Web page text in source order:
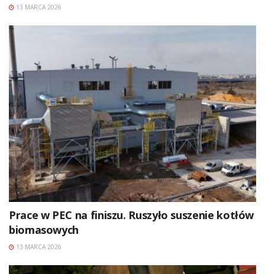
13 MARCA 2026
Prace w PEC na finiszu. Ruszyło suszenie kotłów
biomasowych
13 MARCA 2026